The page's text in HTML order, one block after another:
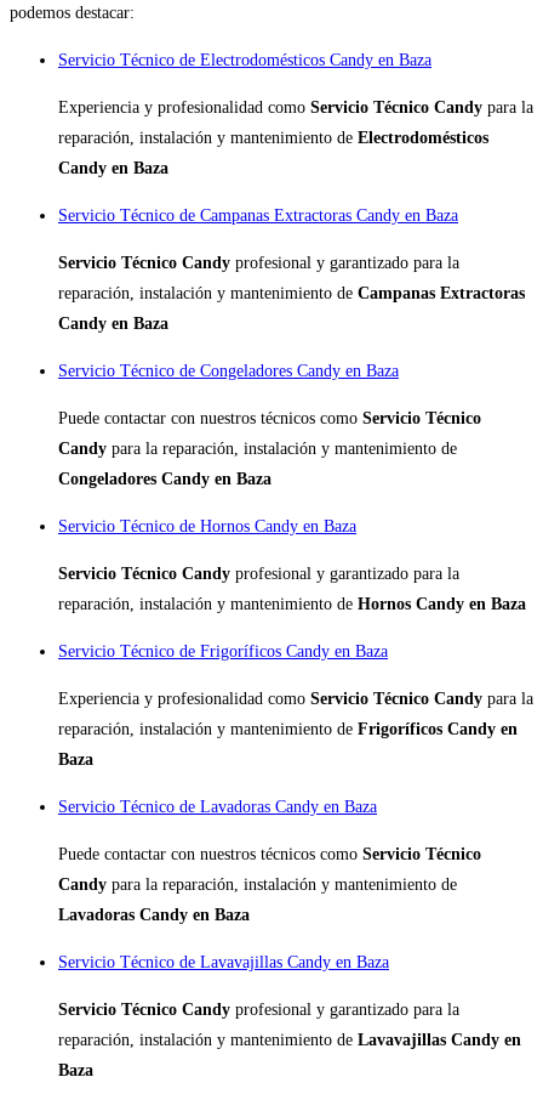
podemos destacar:
Servicio Técnico de Electrodomésticos Candy en Baza
Experiencia y profesionalidad como Servicio Técnico Candy para la
reparación, instalación y mantenimiento de Electrodomésticos
Candy en Baza
Servicio Técnico de Campanas Extractoras Candy en Baza
Servicio Técnico Candy profesional y garantizado para la
reparación, instalación y mantenimiento de Campanas Extractoras
Candy en Baza
Servicio Técnico de Congeladores Candy en Baza
Puede contactar con nuestros técnicos como Servicio Técnico
Candy para la reparación, instalación y mantenimiento de
Congeladores Candy en Baza
Servicio Técnico de Hornos Candy en Baza
Servicio Técnico Candy profesional y garantizado para la
reparación, instalación y mantenimiento de Hornos Candy en Baza
Servicio Técnico de Frigoríficos Candy en Baza
Experiencia y profesionalidad como Servicio Técnico Candy para la
reparación, instalación y mantenimiento de Frigoríficos Candy en
Baza
Servicio Técnico de Lavadoras Candy en Baza
Puede contactar con nuestros técnicos como Servicio Técnico
Candy para la reparación, instalación y mantenimiento de
Lavadoras Candy en Baza
Servicio Técnico de Lavavajillas Candy en Baza
Servicio Técnico Candy profesional y garantizado para la
reparación, instalación y mantenimiento de Lavavajillas Candy en
Baza